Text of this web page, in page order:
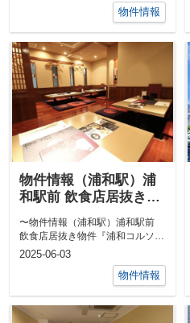
物件情報
物件情報（浦和駅）浦
和駅前 飲食店居抜き物
件『浦和コルソ』目の
前の希少立地
〜物件情報（浦和駅）浦和駅前
飲食店居抜き物件『浦和コルソ』
目の前の希少立地〜浦和駅の好立
2025-06-03
物件情報